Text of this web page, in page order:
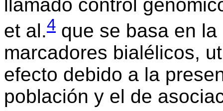
llamado control
et al.4 que se basa en
marcadores bialélicos,
efecto debido a la
población y el de